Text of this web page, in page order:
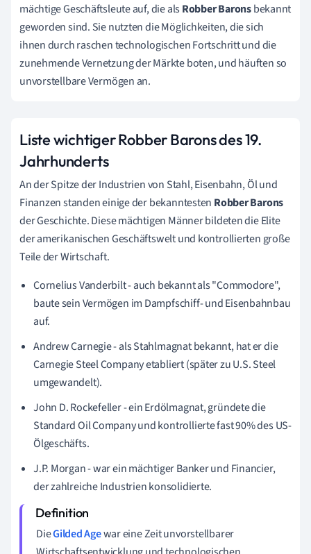
mächtige Geschäftsleute auf, die alsRobber Baronsbekannt
geworden sind. Sie nutzten die Möglichkeiten, die sich
ihnen durch raschen technologischen Fortschritt und die
zunehmende Vernetzung der Märkte boten, und häuften so
unvorstellbare Vermögen an.
Liste wichtiger Robber Barons des 19.
Jahrhunderts
An der Spitze der Industrien von Stahl, Eisenbahn, Öl und
Finanzen standen einige der bekanntesten Robber Barons
der Geschichte. Diese mächtigen Männer bildeten die Elite
der amerikanischen Geschäftswelt und kontrollierten große
Teile der Wirtschaft.
Cornelius Vanderbilt - auch bekannt als "Commodore",
baute sein Vermögen im Dampfschiff- und Eisenbahnbau
auf.
Andrew Carnegie - als Stahlmagnat bekannt, hat er die
Carnegie Steel Company etabliert (später zu U.S. Steel
umgewandelt).
John D. Rockefeller - ein Erdölmagnat, gründete die
Standard Oil Company und kontrollierte fast 90% des US-
Ölgeschäfts.
J.P. Morgan - war ein mächtiger Banker und Financier,
der zahlreiche Industrien konsolidierte.
DieGilded Agewar eine Zeit unvorstellbarer